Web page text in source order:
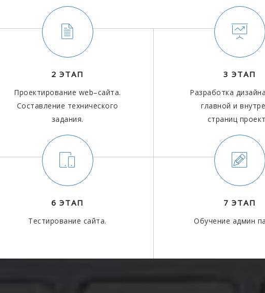
2 ЭТАП
Проектирование web–сайта.
Составление технического
задания.
3 ЭТАП
Разработка
главной и
страниц
6 ЭТАП
Тестирование сайта.
7 ЭТАП
Обучение админ